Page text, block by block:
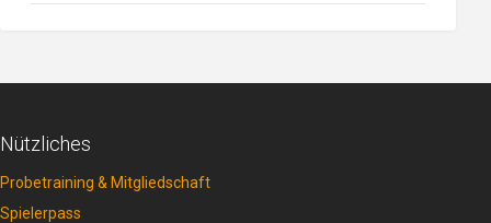
Nützliches
Probetraining & Mitgliedschaft
Spielerpass